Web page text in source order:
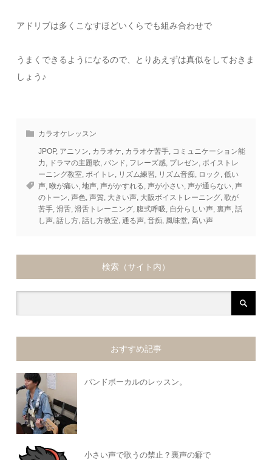
アドリブは多くこなすほどいくらでも組み合わせで
うまくできるようになるので、とりあえずは真似をしておきま
しょう♪
カラオケレッスン
JPOP, アニソン カラオケ カラオケ苦手 コミュニケーション能
力
ドラマの主題歌 バンド フレーズ感 プレゼン ボイストレ
ーニング教室 ボイトレ リズム練習 リズム音痴 ロック ,低い
声 ,喉が痛い ,地声 ,声がかすれる ,声が小さい ,声が通らない ,声
のトーン ,声色 ,声質 大きい声 大阪ボイストレーニング ,歌が
苦手 ,滑舌 ,滑舌トレーニング 腹式呼吸 自分らしい声 ,裏声 ,話
し声 ,話し方 ,話し方教室 ,通る声 ,音痴 風味堂 ,高い声
検索（サイト内）
おすすめ記事
バンドボーカルのレッスン。
小さい声で歌うの禁止？裏声の癖で